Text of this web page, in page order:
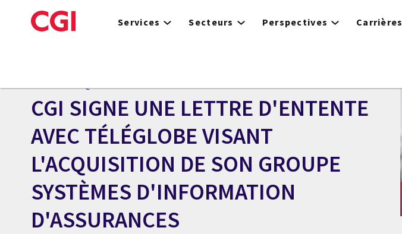
to
Services Secteurs Perspectives Carrières
CGI SIGNE UNE LETTRE D'ENTENTE
AVEC TÉLÉGLOBE VISANT
L'ACQUISITION DE SON GROUPE
SYSTÈMES D'INFORMATION
D'ASSURANCES